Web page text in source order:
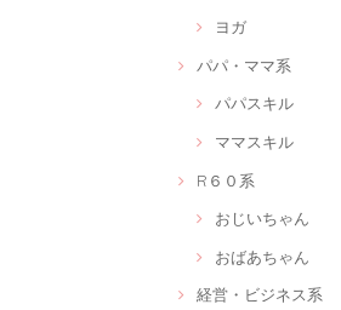
ヨガ
パパ・ママ系
パパスキル
ママスキル
R６０系
おじいちゃん
おばあちゃん
経営・ビジネス系